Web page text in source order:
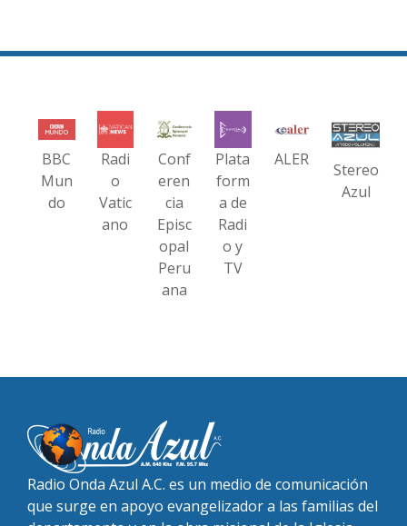
BBC
Mun
do
Radi
o
Vatic
ano
Conf
eren
cia
Episc
opal
Peru
ana
Plata
form
a de
Radi
o y
TV
ALER
Stereo
Azul
Radio Onda Azul A.C. es un medio de comunicación
que surge en apoyo evangelizador a las familias del